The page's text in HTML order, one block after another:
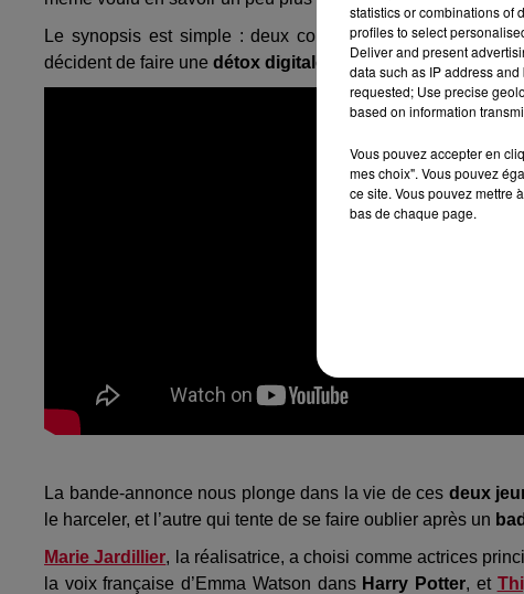
Le synopsis est simple : deux cousines en colocations
décident de faire une détox digitale pendant un mois.
La bande-annonce nous plonge dans la vie de ces deux
le harceler, et l’autre qui tente de se faire oublier après un
Marie Jardillier, la réalisatrice, a choisi comme actrices
la voix française d’Emma Watson dans Harry Potter, et
statistics or combinations of
profiles to select
Deliver and present
data such as IP address
requested; Use precise
based on information
Vous pouvez accepter en
mes choix". Vous pouvez
ce site. Vous pouvez mettre
bas de chaque page.